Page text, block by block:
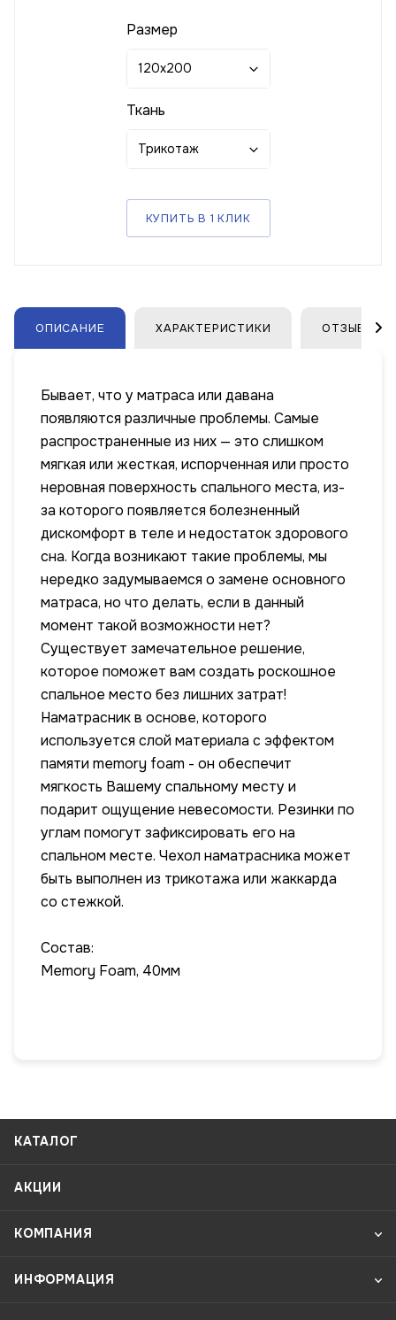
Размер
120x200
Ткань
Трикотаж
КУПИТЬ В 1 КЛИК
ОПИСАНИЕ ХАРАКТЕРИСТИКИ ОТЗЫВЫ
Бывает, что у матраса или давана
появляются различные проблемы. Самые
распространенные из них — это слишком
мягкая или жесткая, испорченная или просто
неровная поверхность спального места, из-
за которого появляется болезненный
дискомфорт в теле и недостаток здорового
сна. Когда возникают такие проблемы, мы
нередко задумываемся о замене основного
матраса, но что делать, если в данный
момент такой возможности нет?
Существует замечательное решение,
которое поможет вам создать роскошное
спальное место без лишних затрат!
Наматрасник в основе, которого
используется слой материала с эффектом
памяти memory foam - он обеспечит
мягкость Вашему спальному месту и
подарит ощущение невесомости. Резинки по
углам помогут зафиксировать его на
спальном месте. Чехол наматрасника может
быть выполнен из трикотажа или жаккарда
со стежкой.
Состав:
Memory Foam, 40мм
КАТАЛОГ
АКЦИИ
КОМПАНИЯ
ИНФОРМАЦИЯ